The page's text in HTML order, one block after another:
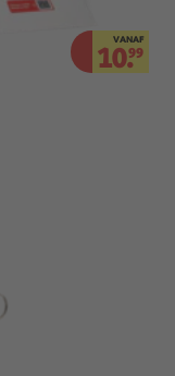
VANAF
10.99